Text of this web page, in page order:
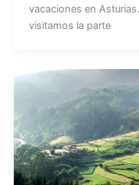
vacaciones en
visitamos la parte